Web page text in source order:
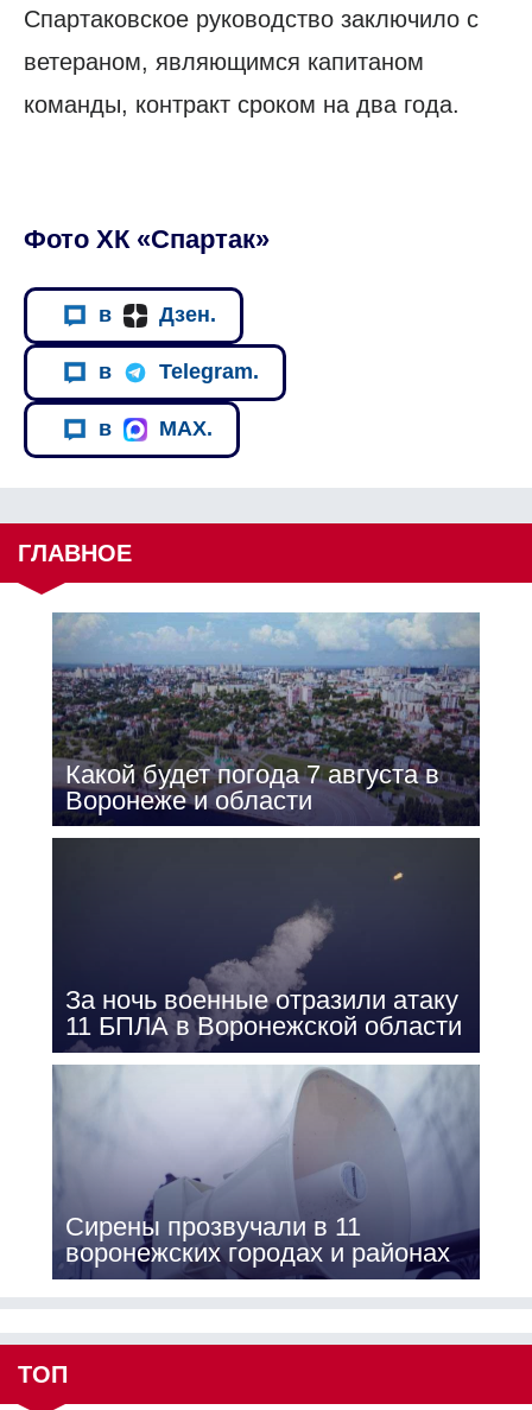
Спартаковское руководство заключило с
ветераном, являющимся капитаном
команды, контракт сроком на два года.
Фото ХК «Спартак»
в Дзен.
в Telegram.
в MAX.
ГЛАВНОЕ
Какой будет погода 7 августа в
Воронеже и области
За ночь военные отразили атаку
11 БПЛА в Воронежской области
Сирены прозвучали в 11
воронежских городах и районах
ТОП